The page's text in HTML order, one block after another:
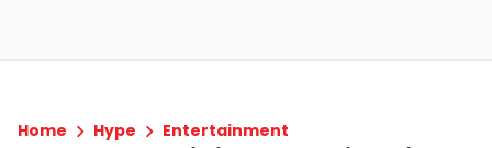
Home Hype Entertainment